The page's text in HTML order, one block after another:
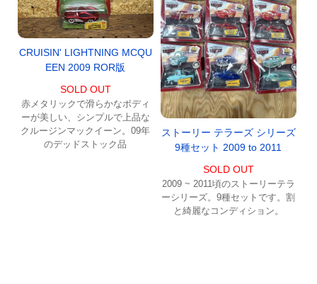
CRUISIN' LIGHTNING MCQU
EEN 2009 ROR版
SOLD OUT
赤メタリックで滑らかなボディ
ーが美しい、シンプルで上品な
クルージンマックイーン。09年
のデッドストック品
ストーリー テラーズ シリーズ
9種セット 2009 to 2011
SOLD OUT
2009 ~ 2011頃のストーリーテラ
ーシリーズ。9種セットです。割
と綺麗なコンディション。